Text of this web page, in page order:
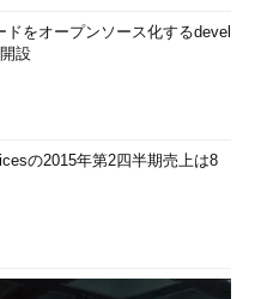
をオープンソース化するdevel
設
の2015年第2四半期売上は8